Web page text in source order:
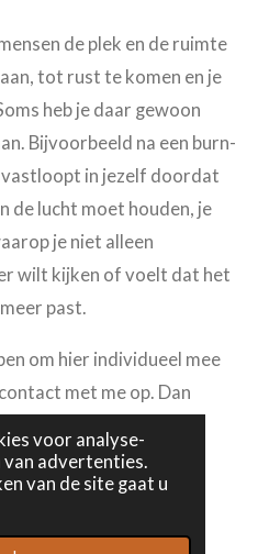
voor analyse-
advertenties.
van de site gaat u
de plek en de ruimte
tot rust te komen en je
heb je daar gewoon
Bijvoorbeeld na een burn-
in jezelf doordat
de lucht moet houden, je
je niet alleen
wilt kijken of voelt dat het
past.
om hier individueel mee
met me op. Dan